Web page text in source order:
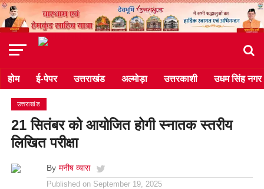
होम ई-पेपर उत्तराखंड अल्मोड़ा उत्तरकाशी उधम सिंह नगर
उत्तराखंड
21 सितंबर को आयोजित होगी स्नातक स्तरीय
लिखित परीक्षा
By मनीष व्यास
Published on September 19, 2025